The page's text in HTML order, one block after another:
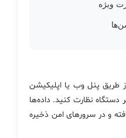
ویژه
طریق پنل وب یا اپلیکیشن
دستگاه نظارت کنید. داده‌ها
و در سرورهای امن ذخیره